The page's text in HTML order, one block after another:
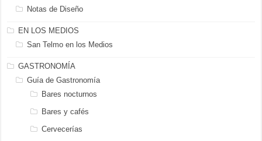
Notas de Diseño
EN LOS MEDIOS
San Telmo en los Medios
GASTRONOMÍA
Guía de Gastronomía
Bares nocturnos
Bares y cafés
Cervecerías